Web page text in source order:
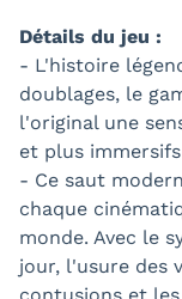
Détails du jeu :
- L'histoire
doublages, le
l'original une
et plus
- Ce saut
chaque
monde. Avec le
jour, l'usure des